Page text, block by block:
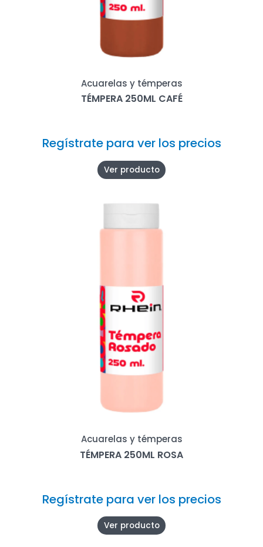
Acuarelas y témperas
TÉMPERA 250ML CAFÉ
Regístrate para ver los precios
Ver producto
Acuarelas y témperas
TÉMPERA 250ML ROSA
Regístrate para ver los precios
Ver producto